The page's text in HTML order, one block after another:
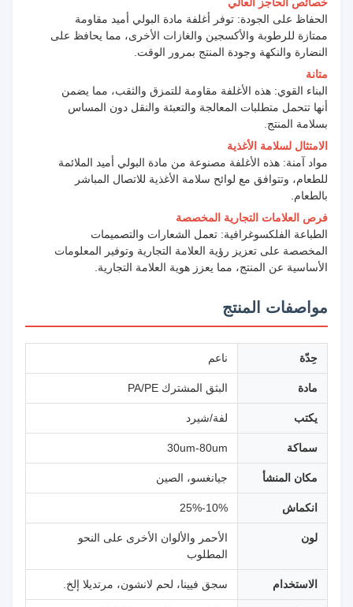
خصائص الحاجز العالي
الحفاظ على الجودة: توفر أغلفة مادة البولي أميد مقاومة
ممتازة للرطوبة والأكسجين والغازات الأخرى، مما يحافظ على
النضارة والنكهة وجودة المنتج بمرور الوقت.
متانة
البناء القوي: هذه الأغلفة مقاومة للتمزق والثقب، مما يضمن
أنها تتحمل متطلبات المعالجة والتعبئة والنقل دون المساس
بسلامة المنتج.
الامتثال لسلامة الأغذية
مواد آمنة: هذه الأغلفة مصنوعة من مادة البولي أميد الملائمة
للطعام، وتتوافق مع لوائح سلامة الأغذية للاتصال المباشر
بالطعام.
فرص العلامات التجارية المخصصة
الطباعة الفلكسوغرافية: تعمل الشعارات والتصميمات
المخصصة على تعزيز رؤية العلامة التجارية وتوفير المعلومات
الأساسية عن المنتج، مما يعزز هوية العلامة التجارية.
مواصفات المنتج
حِدّة ناعم
مادة البثق المشترك PA/PE
يكتب لفة/شيرد
سماكة 30um-80um
مكان المنشأ جيانغسو، الصين
انكماش 10%-25%
لون
الأحمر والألوان الأخرى على النحو
المطلوب
الاستخدام سجق فيينا، لحم لانشون، مرتديلا إلخ.